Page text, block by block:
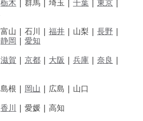
栃木 | 群馬 | 埼玉 | 千葉 | 東京 |
富山 | 石川 | 福井 | 山梨 | 長野 |
静岡 | 愛知
滋賀 | 京都 | 大阪 | 兵庫 | 奈良 |
島根 | 岡山 | 広島 | 山口
香川 | 愛媛 | 高知